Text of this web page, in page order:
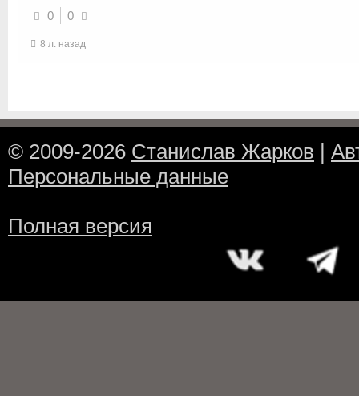
0 0
8 л. назад
© 2009-2026 Станислав Жарков |
Персональные данные
Полная версия